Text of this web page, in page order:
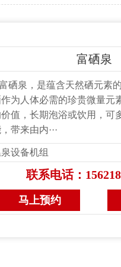
富硒泉
泉，是蕴含天然硒元素的
为人体必需的珍贵微量元
值，长期泡浴或饮用，可
带来由内···
设备机组
联系电话：
马上预约